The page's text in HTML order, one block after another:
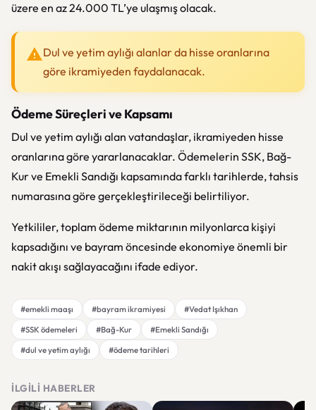
üzere en az 24.000 TL’ye ulaşmış olacak.
Dul ve yetim aylığı alanlar da hisse oranlarına
göre ikramiyeden faydalanacak.
Ödeme Süreçleri ve Kapsamı
Dul ve yetim aylığı alan vatandaşlar, ikramiyeden hisse
oranlarına göre yararlanacaklar. Ödemelerin SSK, Bağ-
Kur ve Emekli Sandığı kapsamında farklı tarihlerde, tahsis
numarasına göre gerçekleştirileceği belirtiliyor.
Yetkililer, toplam ödeme miktarının milyonlarca kişiyi
kapsadığını ve bayram öncesinde ekonomiye önemli bir
nakit akışı sağlayacağını ifade ediyor.
#emekli maaşı #bayram ikramiyesi
#Vedat Işıkhan
#SSK ödemeleri
#Bağ-Kur
#Emekli Sandığı
#dul ve yetim aylığı
#ödeme tarihleri
İLGILI HABERLER